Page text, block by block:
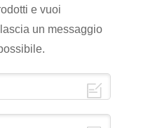
e vuoi
un messaggio